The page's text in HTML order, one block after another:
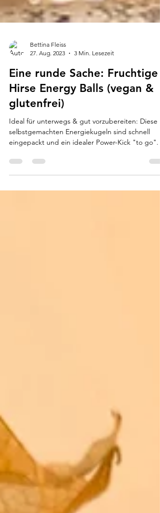
27. Aug. 2023
3 Min. Lesezeit
Eine runde Sache: Fruchtige
Hirse Energy Balls (vegan &
glutenfrei)
Ideal für unterwegs & gut vorzubereiten: Diese
eingepackt und ein idealer Power-Kick "to go".